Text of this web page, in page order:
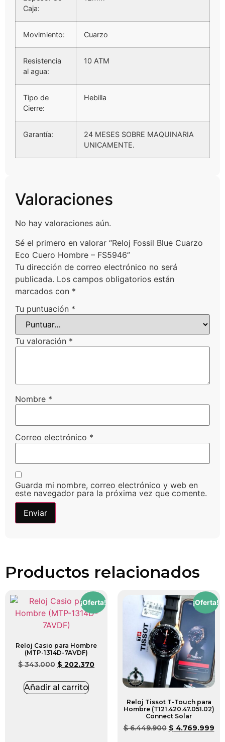
Caja:
Movimiento: Cuarzo
Resistencia
al agua:
10 ATM
Tipo de
Cierre:
Hebilla
Garantía:
24 MESES SOBRE MAQUINARIA
UNICAMENTE.
Valoraciones
No hay valoraciones aún.
Sé el primero en valorar “Reloj Fossil Blue Cuarzo
Eco Cuero Hombre – FS5946”
Tu dirección de correo electrónico no será
publicada. Los campos obligatorios están
marcados con *
Tu puntuación *
Tu valoración *
Nombre *
Correo electrónico *
Guarda mi nombre, correo electrónico y web en
este navegador para la próxima vez que comente.
Productos relacionados
¡Oferta!
Reloj Casio para Hombre
(MTP-1314D-7AVDF)
$343.000 $ 202.370
Añadir al carrito
¡Oferta!
Reloj Tissot T-Touch para
Hombre (T121.420.47.051.02)
Connect Solar
$6.449.900 $ 4.769.999